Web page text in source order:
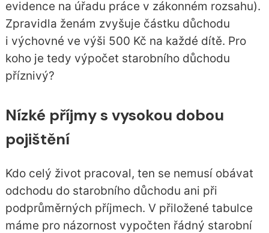
evidence na úřadu práce v zákonném rozsahu).
Zpravidla ženám zvyšuje částku důchodu
i výchovné ve výši 500 Kč na každé dítě. Pro
koho je tedy výpočet starobního důchodu
příznivý?
Nízké příjmy s vysokou dobou
pojištění
Kdo celý život pracoval, ten se nemusí obávat
odchodu do starobního důchodu ani při
podprůměrných příjmech. V přiložené tabulce
máme pro názornost vypočten řádný starobní